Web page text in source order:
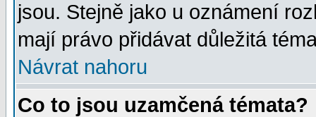
jsou. Stejně jako u oznámení
mají právo přidávat důležitá
Návrat nahoru
Co to jsou uzamčená témata?